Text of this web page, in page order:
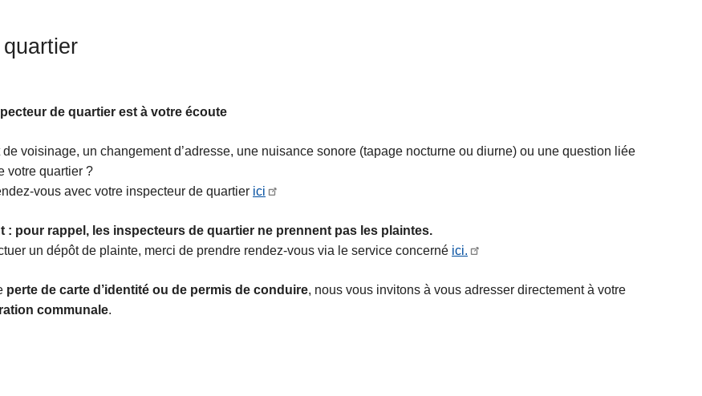
de quartier est à votre écoute
de voisinage, un changement d’adresse, une nuisance sonore (tapage nocturne ou diurne) ou une question liée
votre quartier ?
vous avec votre inspecteur de quartier ici
: pour rappel, les inspecteurs de quartier ne prennent pas les plaintes.
un dépôt de plainte, merci de prendre rendez-vous via le service concerné ici.
perte de carte d’identité ou de permis de conduire, nous vous invitons à vous adresser directement à votre
communale.